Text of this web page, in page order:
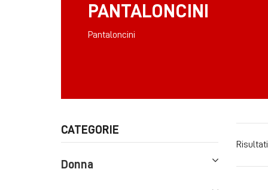
PANTALONCINI
Pantaloncini
CATEGORIE
Donna